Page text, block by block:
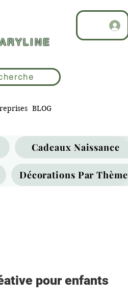
BLOG
Cadeaux Naissance
Décorations Par Thème
pour enfants